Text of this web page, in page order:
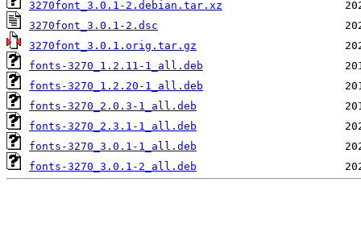
3270font_3.0.1-2.debian.tar.xz
3270font_3.0.1-2.dsc
3270font_3.0.1.orig.tar.gz
fonts-3270_1.2.11-1_all.deb
fonts-3270_1.2.20-1_all.deb
fonts-3270_2.0.3-1_all.deb
fonts-3270_2.3.1-1_all.deb
fonts-3270_3.0.1-1_all.deb
fonts-3270_3.0.1-2_all.deb